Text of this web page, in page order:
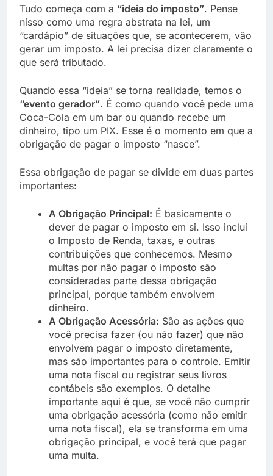
Tudo começa com a “ideia do imposto”. Pense
nisso como uma regra abstrata na lei, um
“cardápio” de situações que, se acontecerem, vão
gerar um imposto. A lei precisa dizer claramente o
que será tributado.
Quando essa “ideia” se torna realidade, temos o
“evento gerador”. É como quando você pede uma
Coca-Cola em um bar ou quando recebe um
dinheiro, tipo um PIX. Esse é o momento em que a
obrigação de pagar o imposto “nasce”.
Essa obrigação de pagar se divide em duas partes
importantes:
A Obrigação Principal: É basicamente o
dever de pagar o imposto em si. Isso inclui
o Imposto de Renda, taxas, e outras
contribuições que conhecemos. Mesmo
multas por não pagar o imposto são
consideradas parte dessa obrigação
principal, porque também envolvem
dinheiro.
A Obrigação Acessória: São as ações que
você precisa fazer (ou não fazer) que não
envolvem pagar o imposto diretamente,
mas são importantes para o controle. Emitir
uma nota fiscal ou registrar seus livros
contábeis são exemplos. O detalhe
importante aqui é que, se você não cumprir
uma obrigação acessória (como não emitir
uma nota fiscal), ela se transforma em uma
obrigação principal, e você terá que pagar
uma multa.